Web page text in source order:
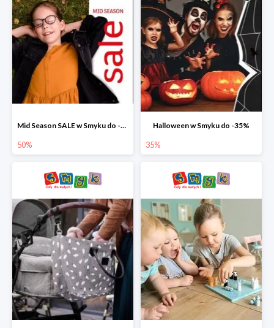
Mid Season SALE w Smyku do -50%
50%
Halloween w Smyku do -35%
35%